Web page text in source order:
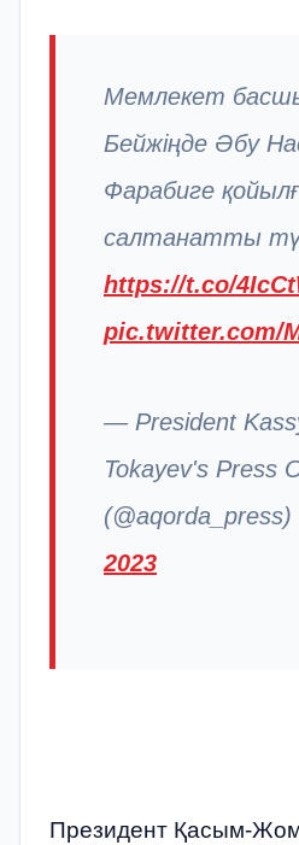
Мемлекет
Бейжіңде Әбу
Фарабиге
салтанатты
https://t.co/
pic.twitter.com/
— President
Tokayev's Press
(@aqorda_press)
2023
Президент Қасым-